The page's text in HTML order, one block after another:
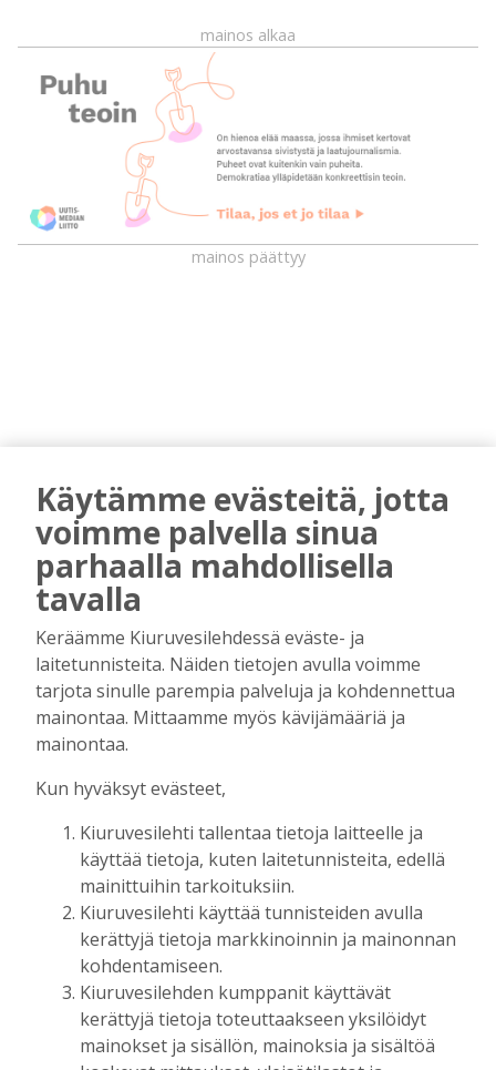
mainos alkaa
mainos päättyy
AIEMMIN AIHEESTA
Uuden televisiosarjan kuvauksissa käy
hyörinä – Katso kuvista, miltä
kuvauspaikalla Kiuruveden keskustassa
näyttää
Tilaajille
Hanna Soini 31.7.2026 14:51
Kauppojen perustaminen maaseudulle
sallittiin 1860-luvun alussa – vähitellen
Tilaajille
Jouko Kokkonen 31.7.2026 12:00
Perinteiset Eloajelut järjestetään ensi
viikolla – luvassa on jälleen monipuolista
ohjelmaa
Tilaajille
Aku Laatikainen
Äiti ja tytär kirjoittavat sodasta ja
siirtolaisuudesta – kirjojen päähenkilöt ja
toinen kirjoittaja ovat kotoisin
Käytämme evästeitä, jotta
voimme palvella sinua
parhaalla mahdollisella
tavalla
Keräämme Kiuruvesilehdessä eväste- ja
laitetunnisteita. Näiden tietojen avulla voimme
tarjota sinulle parempia palveluja ja kohdennettua
mainontaa. Mittaamme myös kävijämääriä ja
mainontaa.
Kun hyväksyt evästeet,
Kiuruvesilehti tallentaa tietoja laitteelle ja
käyttää tietoja, kuten laitetunnisteita, edellä
mainittuihin tarkoituksiin.
Kiuruvesilehti käyttää tunnisteiden avulla
kerättyjä tietoja markkinoinnin ja mainonnan
kohdentamiseen.
Kiuruvesilehden kumppanit käyttävät
kerättyjä tietoja toteuttaakseen yksilöidyt
mainokset ja sisällön, mainoksia ja sisältöä